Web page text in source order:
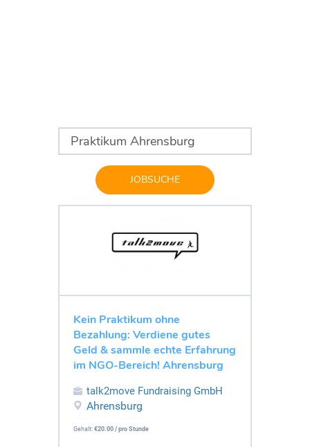
JOBSUCHE
Kein Praktikum ohne
Bezahlung: Verdiene gutes
Geld & sammle echte Erfahrung
im NGO-Bereich! Ahrensburg
talk2move Fundraising GmbH
Ahrensburg
Gehalt: €20.00 / pro Stunde